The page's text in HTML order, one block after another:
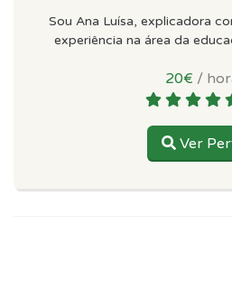
Sou Ana Luísa, explicadora
experiência na área da
20€ /
Ver